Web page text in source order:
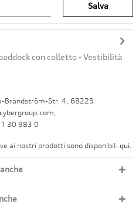
Salva
con colletto - Vestibilità
Brändström-Str. 4, 68229
30 983 0
ai nostri prodotti sono disponibili qui.